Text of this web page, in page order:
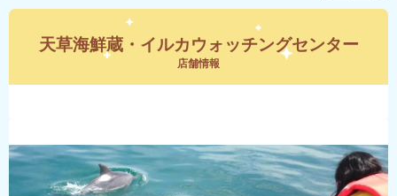
天草海鮮蔵・イルカウォッチングセンター
店舗情報